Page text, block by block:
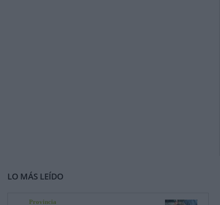
LO MÁS LEÍDO
Provincia